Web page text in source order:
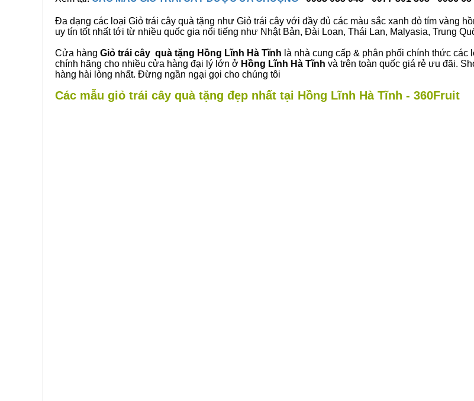
Đa dạng các loại Giỏ trái cây quà tặng như Giỏ trái cây với đầy đủ các màu sắc xanh đỏ tím vàng
uy tín tốt nhất tới từ nhiều quốc gia nổi tiếng như Nhật Bản, Đài Loan, Thái Lan, Malyasia, Trung
Cửa hàng Giỏ trái cây quà tặng Hồng Lĩnh Hà Tĩnh là nhà cung cấp & phân phối chính thức
chính hãng cho nhiều cửa hàng đại lý lớn ở Hồng Lĩnh Hà Tĩnh và trên toàn quốc giá rẻ ưu đãi.
hàng hài lòng nhất. Đừng ngần ngại gọi cho chúng tôi
Các mẫu giỏ trái cây quà tặng đẹp nhất tại Hồng Lĩnh Hà Tĩnh - 360Fruit